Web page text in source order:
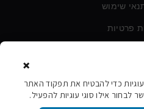
שימוש
פרטיות
054-760-
×
כדי להבטיח את תפקוד האתר
אילו סוגי עוגיות להפעיל.